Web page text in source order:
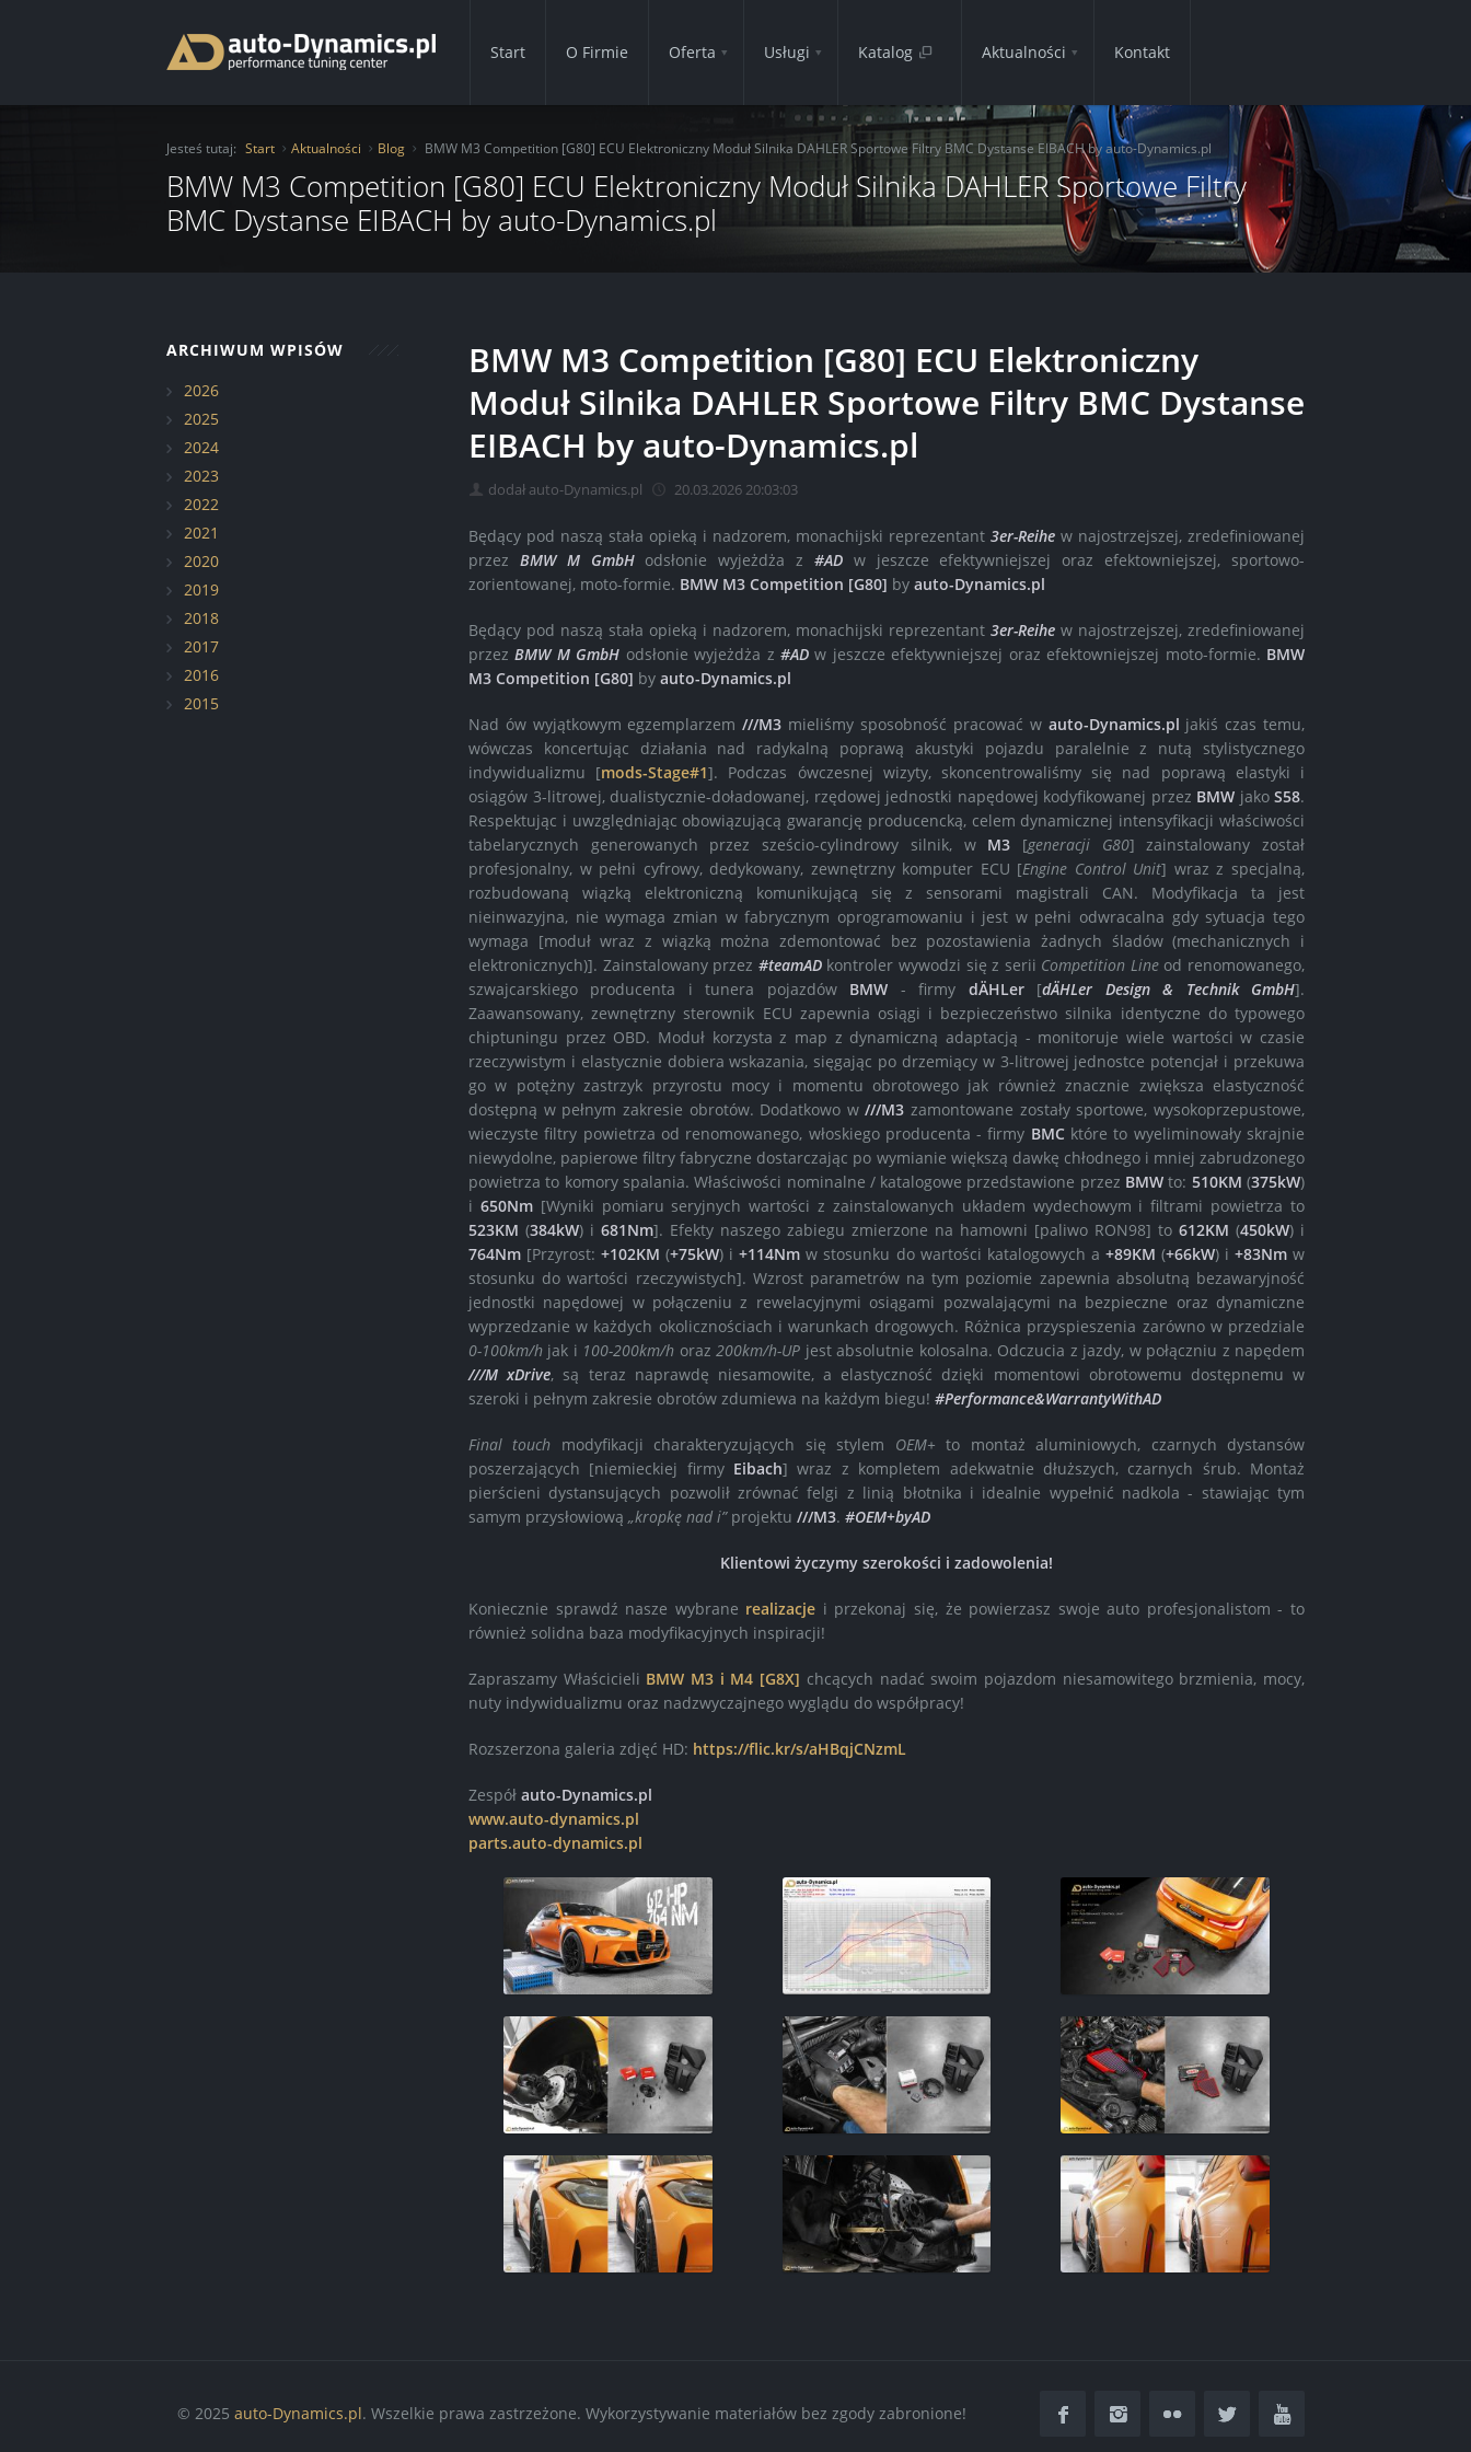
Start O Firmie Oferta Usługi Katalog Aktualności Kontakt
O Firmie
Oferta
Serwis samochodowy
Hamownia
Transport pojazdu
Renowacja felg
Elementy z włókna węglowego
Renowacja pojazdów zabytkowych
Blog
Realizacje
Kontakt
Jesteś tutaj: Start Aktualności Blog BMW M3 Competition [G80] ECU Elektroniczny Moduł Silnika DAHLER Sportowe Filtry BMC Dystanse EIBACH by auto-Dynamics.pl
BMW M3 Competition [G80] ECU Elektroniczny Moduł Silnika DAHLER Sportowe Filtry
BMC Dystanse EIBACH by auto-Dynamics.pl
ARCHIWUM WPISÓW
2026
2025
2024
2023
2022
2021
2020
2019
2018
2017
2016
2015
BMW M3 Competition [G80] ECU Elektroniczny
Moduł Silnika DAHLER Sportowe Filtry BMC Dystanse
EIBACH by auto-Dynamics.pl
dodał auto-Dynamics.pl 20.03.2026 20:03:03
Będący pod naszą stała opieką i nadzorem, monachijski reprezentant 3er-Reihe w najostrzejszej, zredefiniowanej
przez BMW M GmbHodsłonie wyjeżdża z #ADw jeszcze efektywniejszej oraz efektowniejszej, sportowo-
zorientowanej, moto-formie. BMW M3 Competition [G80] by auto-Dynamics.pl
Będący pod naszą stała opieką i nadzorem, monachijski reprezentant 3er-Reihe w najostrzejszej, zredefiniowanej
przezBMW M GmbH odsłonie wyjeżdża z#AD w jeszcze efektywniejszej oraz efektowniejszej moto-formie. BMW
M3 Competition [G80] by auto-Dynamics.pl
Nad ów wyjątkowym egzemplarzem///M3 mieliśmy sposobność pracować w auto-Dynamics.pl jakiś czas temu,
wówczas koncertując działania nad radykalną poprawą akustyki pojazdu paralelnie z nutą stylistycznego
indywidualizmu [mods-Stage#1]. Podczas ówczesnej wizyty, skoncentrowaliśmy się nad poprawą elastyki i
osiągów 3-litrowej, dualistycznie-doładowanej, rzędowej jednostki napędowej kodyfikowanej przez BMW jako S58.
Respektując i uwzględniając obowiązującą gwarancję producencką, celem dynamicznej intensyfikacji właściwości
tabelarycznych generowanych przez sześcio-cylindrowy silnik, w M3 [generacji G80] zainstalowany został
profesjonalny, w pełni cyfrowy, dedykowany, zewnętrzny komputer ECU [Engine Control Unit] wraz z specjalną,
rozbudowaną wiązką elektroniczną komunikującą się z sensorami magistrali CAN. Modyfikacja ta jest
nieinwazyjna, nie wymaga zmian w fabrycznym oprogramowaniu i jest w pełni odwracalna gdy sytuacja tego
wymaga [moduł wraz z wiązką można zdemontować bez pozostawienia żadnych śladów (mechanicznych i
elektronicznych)]. Zainstalowany przez #teamADkontroler wywodzi się z serii Competition Lineod renomowanego,
szwajcarskiego producenta i tunera pojazdów BMW - firmy dÄHLer[dÄHLer Design & Technik GmbH].
Zaawansowany, zewnętrzny sterownik ECU zapewnia osiągi i bezpieczeństwo silnika identyczne do typowego
chiptuningu przez OBD. Moduł korzysta z map z dynamiczną adaptacją - monitoruje wiele wartości w czasie
rzeczywistym i elastycznie dobiera wskazania, sięgając po drzemiący w 3-litrowej jednostce potencjał i przekuwa
go w potężny zastrzyk przyrostu mocy i momentu obrotowego jak również znacznie zwiększa elastyczność
dostępną w pełnym zakresie obrotów. Dodatkowo w///M3 zamontowane zostały sportowe, wysokoprzepustowe,
wieczyste filtry powietrza od renomowanego, włoskiego producenta - firmy BMCktóre to wyeliminowały skrajnie
niewydolne, papierowe filtry fabryczne dostarczając po wymianie większą dawkę chłodnego i mniej zabrudzonego
powietrza to komory spalania. Właściwości nominalne / katalogowe przedstawione przez BMW to: 510KM (375kW)
i 650Nm[Wyniki pomiaru seryjnych wartości z zainstalowanych układem wydechowym i filtrami powietrza to
523KM (384kW) i 681Nm]. Efekty naszego zabiegu zmierzone na hamowni [paliwo RON98] to 612KM (450kW) i
764Nm [Przyrost:+102KM (+75kW) i+114Nm w stosunku do wartości katalogowych a +89KM (+66kW) i +83Nmw
stosunku do wartości rzeczywistych]. Wzrost parametrów na tym poziomie zapewnia absolutną bezawaryjność
jednostki napędowej w połączeniu z rewelacyjnymi osiągami pozwalającymi na bezpieczne oraz dynamiczne
wyprzedzanie w każdych okolicznościach i warunkach drogowych. Różnica przyspieszenia zarówno w przedziale
0-100km/h jak i 100-200km/h oraz200km/h-UP jest absolutnie kolosalna. Odczucia z jazdy, w połączniu z napędem
///M xDrive, są teraz naprawdę niesamowite, a elastyczność dzięki momentowi obrotowemu dostępnemu w
szeroki i pełnym zakresie obrotów zdumiewa na każdym biegu! #Performance&WarrantyWithAD
Final touch modyfikacji charakteryzujących się stylem OEM+ to montaż aluminiowych, czarnych dystansów
poszerzających [niemieckiej firmy Eibach] wraz z kompletem adekwatnie dłuższych, czarnych śrub. Montaż
pierścieni dystansujących pozwolił zrównać felgi z linią błotnika i idealnie wypełnić nadkola - stawiając tym
samym przysłowiową „kropkę nad i”projektu ///M3. #OEM+byAD
Klientowi życzymy szerokości i zadowolenia!
Koniecznie sprawdź nasze wybrane realizacje i przekonaj się, że powierzasz swoje auto profesjonalistom - to
również solidna baza modyfikacyjnych inspiracji!
Zapraszamy Właścicieli BMW M3 i M4 [G8X] chcących nadać swoim pojazdom niesamowitego brzmienia, mocy,
nuty indywidualizmu oraz nadzwyczajnego wyglądu do współpracy!
Rozszerzona galeria zdjęć HD: https://flic.kr/s/aHBqjCNzmL
Zespół auto-Dynamics.pl
www.auto-dynamics.pl
parts.auto-dynamics.pl
© 2025 auto-Dynamics.pl. Wszelkie prawa zastrzeżone. Wykorzystywanie materiałów bez zgody zabronione!